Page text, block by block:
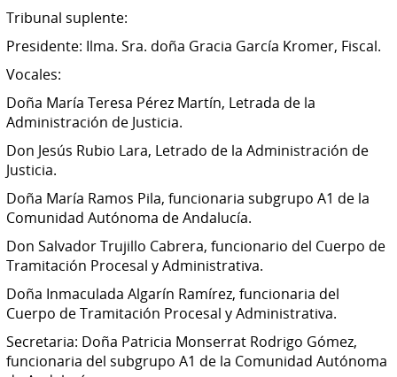
Tribunal suplente:
Presidente: Ilma. Sra. doña Gracia García Kromer, Fiscal.
Vocales:
Doña María Teresa Pérez Martín, Letrada de la
Administración de Justicia.
Don Jesús Rubio Lara, Letrado de la Administración de
Justicia.
Doña María Ramos Pila, funcionaria subgrupo A1 de la
Comunidad Autónoma de Andalucía.
Don Salvador Trujillo Cabrera, funcionario del Cuerpo de
Tramitación Procesal y Administrativa.
Doña Inmaculada Algarín Ramírez, funcionaria del
Cuerpo de Tramitación Procesal y Administrativa.
Secretaria: Doña Patricia Monserrat Rodrigo Gómez,
funcionaria del subgrupo A1 de la Comunidad Autónoma